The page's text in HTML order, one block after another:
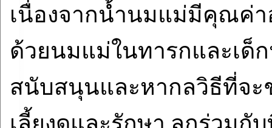
เนื่องจากน้ำนมแม่มีคุณค่า
ด้วยนมแม่ในทารกและเด็ก
สนับสนุนและหากลวิธีที่จะ